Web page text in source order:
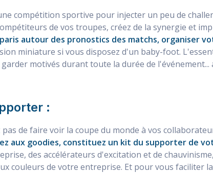
compétition sportive pour injecter un peu de
de vos troupes, créez de la synergie et
paris autour des pronostics des matchs, organiser
miniature si vous disposez d'un baby-foot.
motivés durant toute la durée de l'événement...
:
de faire voir la coupe du monde à vos
aux goodies, constituez un kit du supporter de
des accélérateurs d'excitation et de
couleurs de votre entreprise. Et pour vous faciliter